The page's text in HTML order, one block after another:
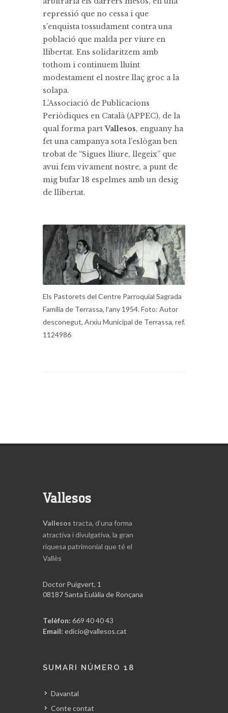
repressió que no cessa i que
s’enquista tossudament contra una
població que malda per viure en
llibertat. Ens solidaritzem amb
tothom i continuem lluint
modestament el nostre llaç groc a la
solapa.
L’Associació de Publicacions
Periòdiques en Català (APPEC), de la
qual forma partVallesos, enguany ha
fet una campanya sota l’eslògan ben
trobat de “Sigues lliure, llegeix” que
avui fem vivament nostre, a punt de
mig bufar 18 espelmes amb un desig
de llibertat.
Els Pastorets del Centre Parroquial Sagrada
Família de Terrassa, l’any 1954. Foto: Autor
desconegut, Arxiu Municipal de Terrassa, ref.
1124986
Vallesos
Vallesos tracta, d’una forma
atractiva i divulgativa, la gran
riquesa patrimonial que té el
Vallès
Doctor Puigvert, 1
08187 Santa Eulàlia de Ronçana
Telèfon: 669 40 40 43
Email: edicio@vallesos.cat
SUMARI NÚMERO 18
Davantal
Conte contat